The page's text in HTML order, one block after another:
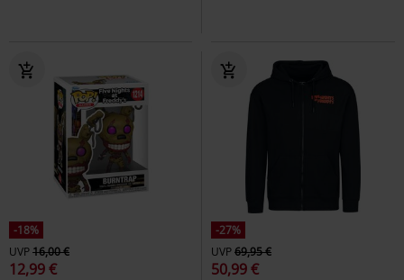
-18%
UVP16,00 €
12,99 €
-27%
UVP69,95 €
50,99 €